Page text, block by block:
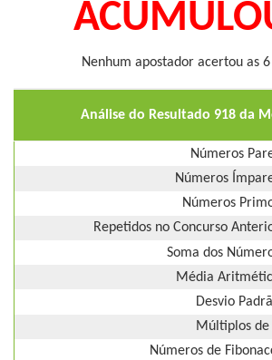
Nenhum apostador acertou as 6
Análise do Resultado 918 da
Números
Números
Números
Repetidos no Concurso
Soma dos
Média
Desvio
Múltiplos de
Números de